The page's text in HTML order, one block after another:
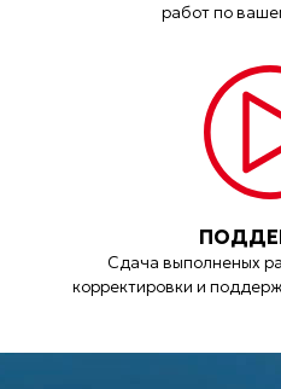
работ по
Сдача выполненых
корректировки и